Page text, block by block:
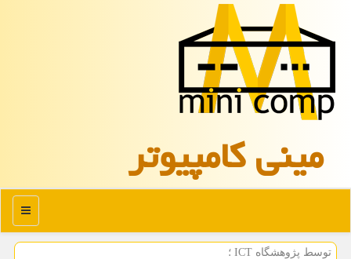
مینی كامپیوتر
منو
توسط پژوهشگاه ICT ؛